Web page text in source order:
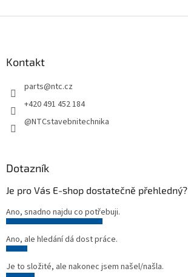
Kontakt
parts@ntc.cz
+420 491 452 184
@NTCstavebnitechnika
Dotazník
Je pro Vás E-shop dostatečně přehledný?
Ano, snadno najdu co potřebuji.
Ano, ale hledání dá dost práce.
Je to složité, ale nakonec jsem našel/našla.